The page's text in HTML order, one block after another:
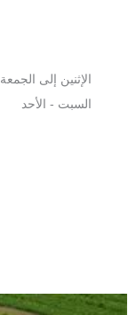
الإثنين إلى الجمعة
السبت - الأحد